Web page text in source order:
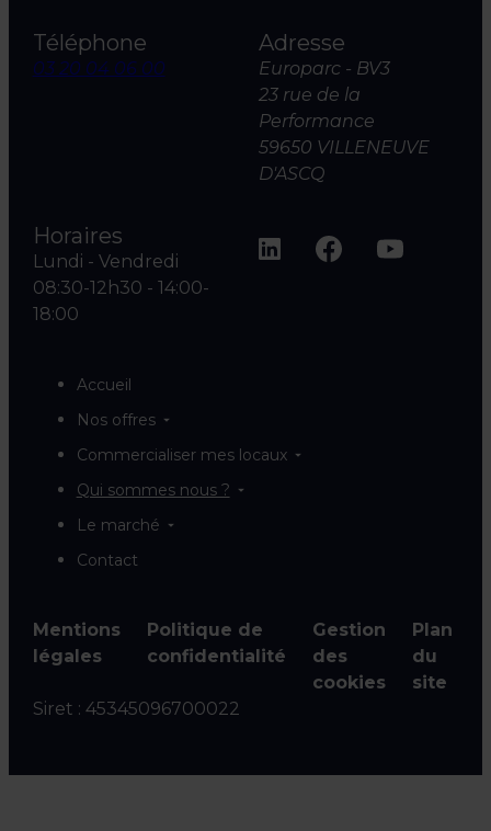
Téléphone
03 20 04 06 00
Adresse
Europarc - BV3
23 rue de la
Performance
59650 VILLENEUVE
D'ASCQ
Horaires
Lundi - Vendredi
08:30-12h30 - 14:00-
18:00
Accueil
Nos offres
Commercialiser mes locaux
Qui sommes nous ?
Le marché
Contact
Mentions
légales
Politique de
confidentialité
Gestion
des
cookies
Plan
du
site
Siret : 45345096700022